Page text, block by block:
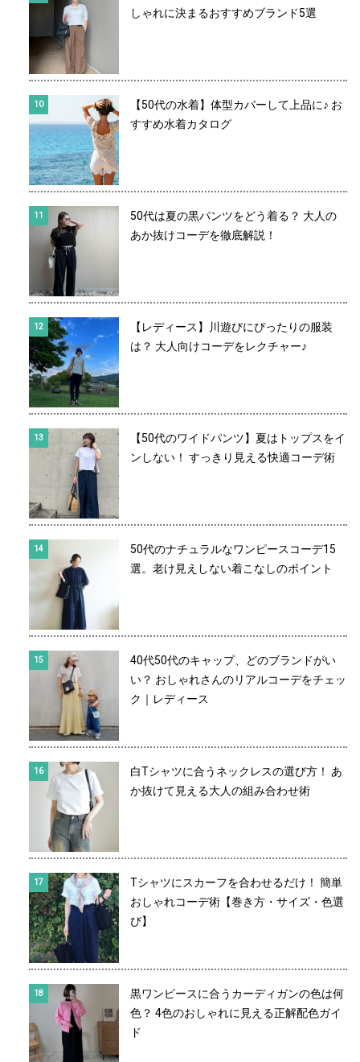
しゃれに決まるおすすめブランド5選
【50代の水着】体型カバーして上品に♪ お
すすめ水着カタログ
50代は夏の黒パンツをどう着る？ 大人の
あか抜けコーデを徹底解説！
【レディース】川遊びにぴったりの服装
は？ 大人向けコーデをレクチャー♪
【50代のワイドパンツ】夏はトップスをイ
ンしない！ すっきり見える快適コーデ術
50代のナチュラルなワンピースコーデ15
選。老け見えしない着こなしのポイント
40代50代のキャップ、どのブランドがい
い？ おしゃれさんのリアルコーデをチェッ
ク｜レディース
白Tシャツに合うネックレスの選び方！ あ
か抜けて見える大人の組み合わせ術
Tシャツにスカーフを合わせるだけ！ 簡単
おしゃれコーデ術【巻き方・サイズ・色選
び】
黒ワンピースに合うカーディガンの色は何
色？ 4色のおしゃれに見える正解配色ガイ
ド